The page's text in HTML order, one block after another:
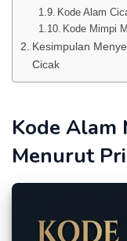
Kode Alam
Kode Mimpi
Kesimpulan
Cicak
Kode Alam
Menurut